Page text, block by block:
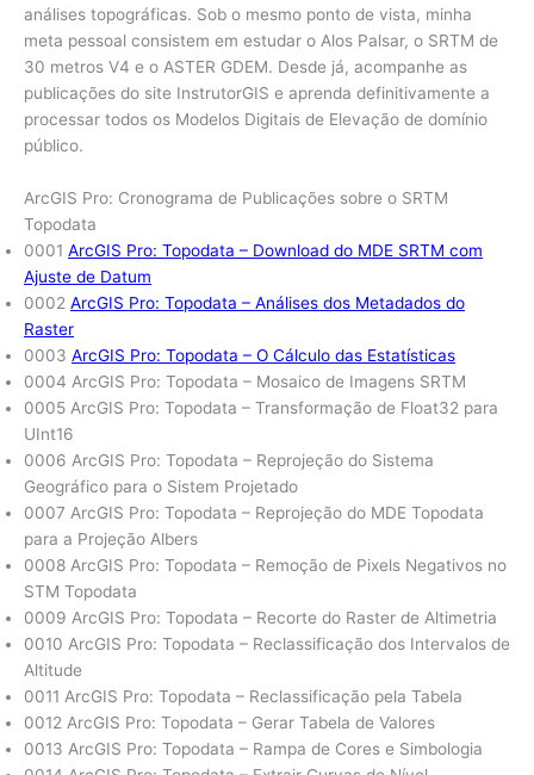
análises topográficas. Sob o mesmo ponto de vista, minha
meta pessoal consistem em estudar o Alos Palsar, o SRTM de
30 metros V4 e o ASTER GDEM. Desde já, acompanhe as
publicações do site InstrutorGIS e aprenda definitivamente a
processar todos os Modelos Digitais de Elevação de domínio
público.
ArcGIS Pro: Cronograma de Publicações sobre o SRTM
Topodata
0001 ArcGIS Pro: Topodata – Download do MDE SRTM com
Ajuste de Datum
0002 ArcGIS Pro: Topodata – Análises dos Metadados do
Raster
0003 ArcGIS Pro: Topodata – O Cálculo das Estatísticas
0004 ArcGIS Pro: Topodata – Mosaico de Imagens SRTM
0005 ArcGIS Pro: Topodata – Transformação de Float32 para
UInt16
0006 ArcGIS Pro: Topodata – Reprojeção do Sistema
Geográfico para o Sistem Projetado
0007 ArcGIS Pro: Topodata – Reprojeção do MDE Topodata
para a Projeção Albers
0008 ArcGIS Pro: Topodata – Remoção de Pixels Negativos no
STM Topodata
0009 ArcGIS Pro: Topodata – Recorte do Raster de Altimetria
0010 ArcGIS Pro: Topodata – Reclassificação dos Intervalos de
Altitude
0011 ArcGIS Pro: Topodata – Reclassificação pela Tabela
0012 ArcGIS Pro: Topodata – Gerar Tabela de Valores
0013 ArcGIS Pro: Topodata – Rampa de Cores e Simbologia